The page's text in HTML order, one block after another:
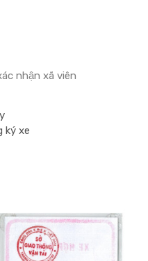
nhận xã viên
ký xe